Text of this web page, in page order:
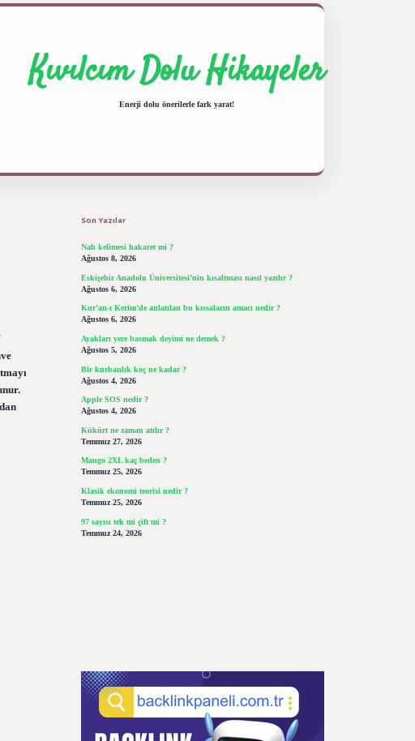
Kıvılcım Dolu Hikayeler
Enerji dolu önerilerle fark yarat!
Son Yazılar
Nah kelimesi hakaret mi ?
Ağustos 8, 2026
Eskişehir Anadolu Üniversitesi’nin kısaltması nasıl yazılır ?
Ağustos 6, 2026
Kur’an-ı Kerim’de anlatılan bu kıssaların amacı nedir ?
Ağustos 6, 2026
Ayakları yere basmak deyimi ne demek ?
Ağustos 5, 2026
Bir kurbanlık koç ne kadar ?
Ağustos 4, 2026
Apple SOS nedir ?
Ağustos 4, 2026
Kükürt ne zaman atılır ?
Temmuz 27, 2026
Mango 2XL kaç beden ?
Temmuz 25, 2026
Klasik ekonomi teorisi nedir ?
Temmuz 25, 2026
97 sayısı tek mi çift mi ?
Temmuz 24, 2026